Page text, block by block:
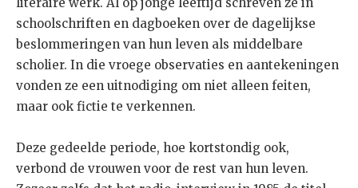
schoolschriften en dagboeken over de dagelijkse
beslommeringen van hun leven als middelbare
scholier. In die vroege observaties en aantekeningen
vonden ze een uitnodiging om niet alleen feiten,
maar ook fictie te verkennen.
Deze gedeelde periode, hoe kortstondig ook,
verbond de vrouwen voor de rest van hun leven.